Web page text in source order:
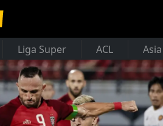
Liga Super ACL